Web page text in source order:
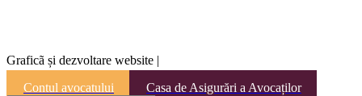
Graficã și dezvoltare website |
Contul avocatului
Casa de Asigurări a Avocaților